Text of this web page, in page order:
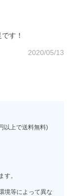
す！
2020/05/13
以上で送料無料)
す。
境等によって異な